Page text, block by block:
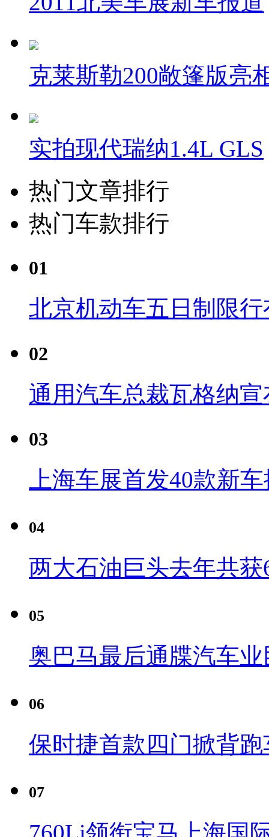
克莱斯勒200敞篷版亮
实拍现代瑞纳1.4L GLS
热门文章排行
热门车款排行
01
北京机动车五日制限
02
通用汽车总裁瓦格纳
03
上海车展首发40款新
04
两大石油巨头去年共获
05
奥巴马最后通牒汽车业
06
保时捷首款四门掀背跑
07